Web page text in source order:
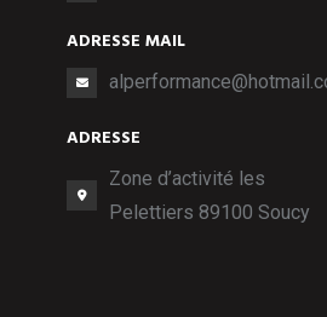
ADRESSE MAIL
ADRESSE
Zone d’activité les
Pelettiers 89100 Soucy